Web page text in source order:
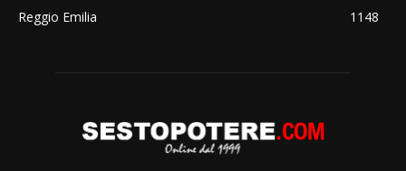
Reggio Emilia
1148